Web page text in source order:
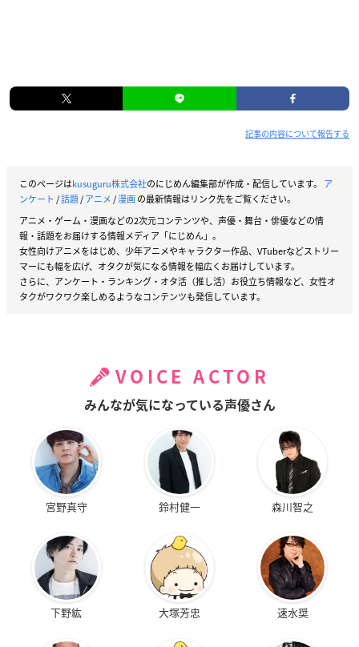
記事の内容について報告する
このページはkusuguru株式会社のにじめん編集部が作成・配信しています。 ア
ンケート /話題/アニメ/漫画の最新情報はリンク先をご覧ください。
アニメ・ゲーム・漫画などの2次元コンテンツや、声優・舞台・俳優などの情
報・話題をお届けする情報メディア「にじめん」。
女性向けアニメをはじめ、少年アニメやキャラクター作品、VTuberなどストリー
マーにも幅を広げ、オタクが気になる情報を幅広くお届けしています。
さらに、アンケート・ランキング・オタ活（推し活）お役立ち情報など、女性オ
タクがワクワク楽しめるようなコンテンツも発信しています。
VOICE ACTOR
みんなが気になっている声優さん
宮野真守 鈴村健一 森川智之
下野紘 大塚芳忠 速水奨